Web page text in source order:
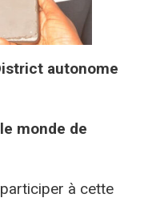
autonome
monde de
à cette